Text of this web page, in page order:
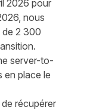
2026 pour
nous
de 2 300
server-to-
en place le
récupérer